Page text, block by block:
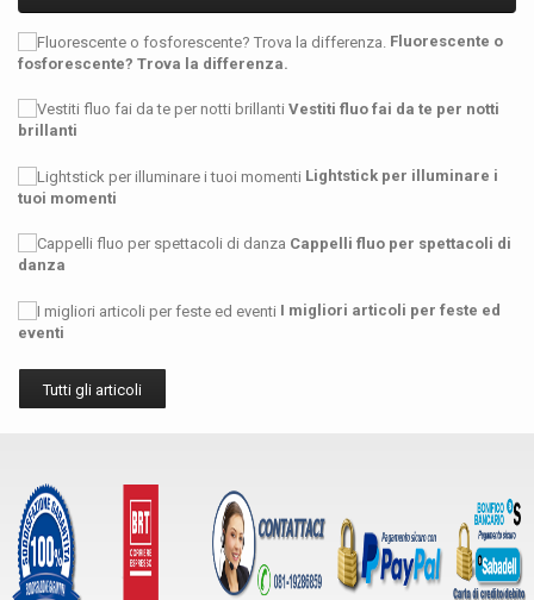
Fluorescente o
fosforescente? Trova la differenza.
Vestiti fluo fai da te per notti
brillanti
Lightstick per illuminare i
tuoi momenti
Cappelli fluo per spettacoli di
danza
I migliori articoli per feste ed
eventi
Tutti gli articoli